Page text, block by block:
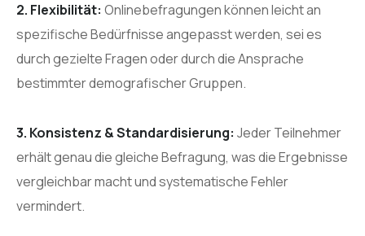
2. Flexibilität: Onlinebefragungen können leicht an
spezifische Bedürfnisse angepasst werden, sei es
durch gezielte Fragen oder durch die Ansprache
bestimmter demografischer Gruppen.
3. Konsistenz & Standardisierung: Jeder Teilnehmer
erhält genau die gleiche Befragung, was die Ergebnisse
vergleichbar macht und systematische Fehler
vermindert.